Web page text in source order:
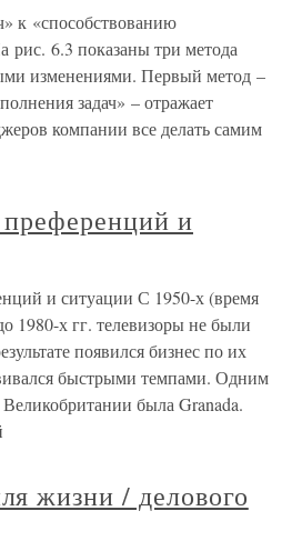
к «способствованию
рис. 6.3 показаны три метода
изменениями. Первый метод –
задач» – отражает
компании все делать самим
преференций и
и ситуации С 1950-х (время
1980-х гг. телевизоры не были
появился бизнес по их
быстрыми темпами. Одним
была Granada.
жизни / делового